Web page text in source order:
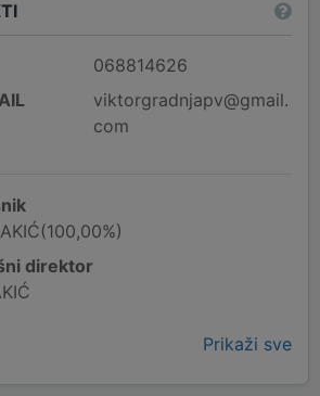
068814626
viktorgradnjapv@gmail.
com
direktor
Prikaži sve